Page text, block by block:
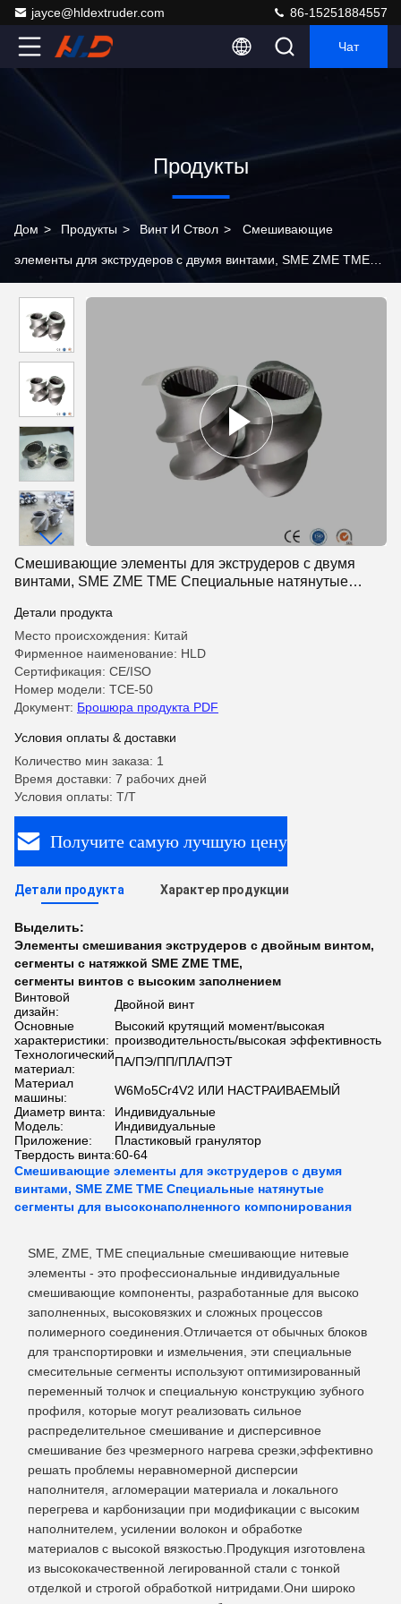
jayce@hldextruder.com 86-15251884557
Чат
Продукты
Дом > Продукты > Винт И Ствол > Смешивающие
элементы для экструдеров с двумя винтами, SME ZME TME
компонирования
Смешивающие элементы для экструдеров с двумя
винтами, SME ZME TME Специальные натянутые
Детали продукта
Место происхождения: Китай
Фирменное наименование: HLD
Сертификация: CE/ISO
Номер модели: ТСЕ-50
Документ: Брошюра продукта PDF
Условия оплаты & доставки
Количество мин заказа: 1
Время доставки: 7 рабочих дней
Условия оплаты: Т/Т
Получите самую лучшую цену
Детали продукта Характер продукции
Выделить:
Элементы смешивания экструдеров с двойным винтом,
сегменты с натяжкой SME ZME TME,
сегменты винтов с высоким заполнением
Винтовой
дизайн:
Двойной винт
Основные
характеристики:
Высокий крутящий момент/высокая
производительность/высокая эффективность
Технологический
материал:
ПА/ПЭ/ПП/ПЛА/ПЭТ
Материал
машины:
W6Mo5Cr4V2 ИЛИ НАСТРАИВАЕМЫЙ
Диаметр винта:
Индивидуальные
Модель:
Индивидуальные
Приложение:
Пластиковый гранулятор
Твердость винта:60-64
Смешивающие элементы для экструдеров с двумя
винтами, SME ZME TME Специальные натянутые
сегменты для высоконаполненного компонирования
SME, ZME, TME специальные смешивающие нитевые
элементы - это профессиональные индивидуальные
смешивающие компоненты, разработанные для высоко
заполненных, высоковязких и сложных процессов
полимерного соединения.Отличается от обычных блоков
для транспортировки и измельчения, эти специальные
смесительные сегменты используют оптимизированный
переменный толчок и специальную конструкцию зубного
профиля, которые могут реализовать сильное
распределительное смешивание и дисперсивное
смешивание без чрезмерного нагрева срезки,эффективно
решать проблемы неравномерной дисперсии
наполнителя, агломерации материала и локального
перегрева и карбонизации при модификации с высоким
наполнителем, усилении волокон и обработке
материалов с высокой вязкостью.Продукция изготовлена
из высококачественной легированной стали с тонкой
отделкой и строгой обработкой нитридами.Они широко